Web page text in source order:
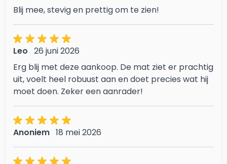
Blij mee, stevig en prettig om te zien!
Leo 26 juni 2026
Erg blij met deze aankoop. De mat ziet er prachtig
uit, voelt heel robuust aan en doet precies wat hij
moet doen. Zeker een aanrader!
Anoniem 18 mei 2026